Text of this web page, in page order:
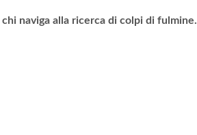
naviga alla ricerca di colpi di fulmine.